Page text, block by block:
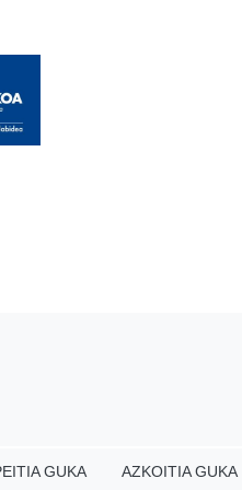
GUKA AZKOITIA GUKA